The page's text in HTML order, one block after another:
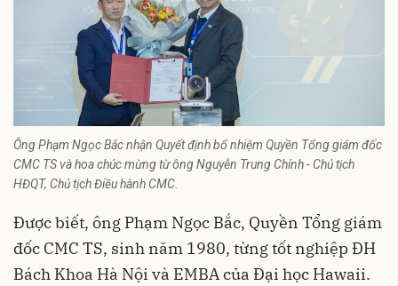
Ông Phạm Ngọc Bắc nhận Quyết định bổ nhiệm Quyền Tổng giám đốc
CMC TS và hoa chúc mừng từ ông Nguyễn Trung Chính - Chủ tịch
HĐQT, Chủ tịch Điều hành CMC.
Được biết, ông Phạm Ngọc Bắc, Quyền Tổng giám
đốc CMC TS, sinh năm 1980, từng tốt nghiệp ĐH
Bách Khoa Hà Nội và EMBA của Đại học Hawaii.